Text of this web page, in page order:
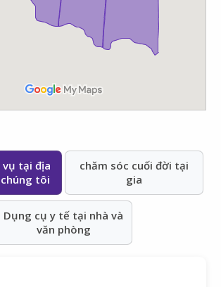
vụ tại địa
tôi
chăm sóc cuối đời tại
gia
Dụng cụ y tế tại nhà và
văn phòng